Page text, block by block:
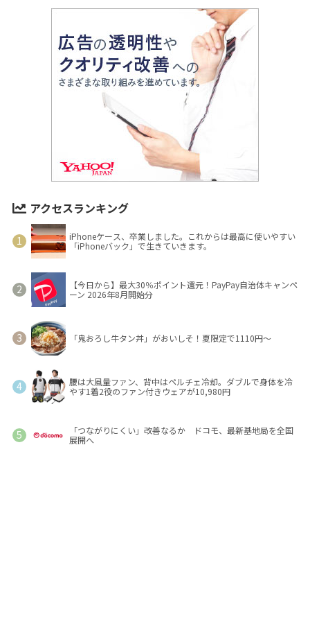
アクセスランキング
iPhoneケース、卒業しました。これからは最高に使いやすい
「iPhoneバック」で生きていきます。
【今日から】最大30％ポイント還元！PayPay自治体キャンペ
ーン 2026年8月開始分
「鬼おろし牛タン丼」がおいしそ！夏限定で1110円～
腰は大風量ファン、背中はペルチェ冷却。ダブルで身体を冷
やす1着2役のファン付きウェアが10,980円
「つながりにくい」改善なるか ドコモ、最新基地局を全国
展開へ